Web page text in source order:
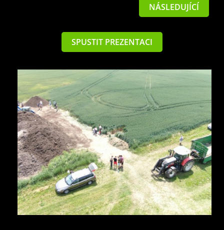
NÁSLEDUJÍCÍ
SPUSTIT PREZENTACI